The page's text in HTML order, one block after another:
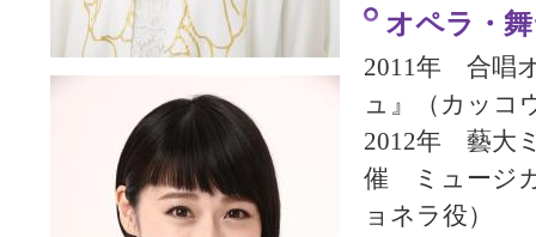
オペラ・
2011年 合唱
ュ』（カッコ
2012年 藝大
催 ミュージカ
ョネラ役）